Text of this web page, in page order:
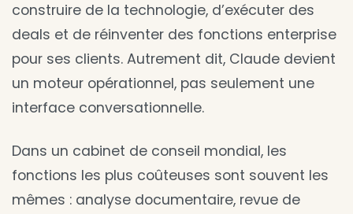
construire de la technologie, d’exécuter des
deals et de réinventer des fonctions enterprise
pour ses clients. Autrement dit, Claude devient
un moteur opérationnel, pas seulement une
interface conversationnelle.
Dans un cabinet de conseil mondial, les
fonctions les plus coûteuses sont souvent les
mêmes : analyse documentaire, revue de